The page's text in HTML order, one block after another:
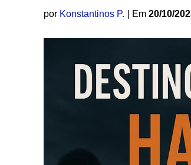
por Konstantinos P. | Em 20/10/